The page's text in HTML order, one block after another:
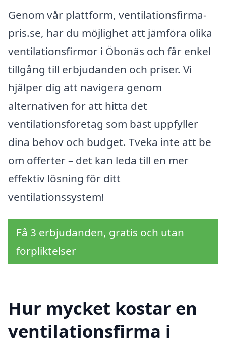
Genom vår plattform, ventilationsfirma-
pris.se, har du möjlighet att jämföra olika
ventilationsfirmor i Öbonäs och får enkel
tillgång till erbjudanden och priser. Vi
hjälper dig att navigera genom
alternativen för att hitta det
ventilationsföretag som bäst uppfyller
dina behov och budget. Tveka inte att be
om offerter – det kan leda till en mer
effektiv lösning för ditt
ventilationssystem!
Få 3 erbjudanden, gratis och utan
förpliktelser
Hur mycket kostar en
ventilationsfirma i